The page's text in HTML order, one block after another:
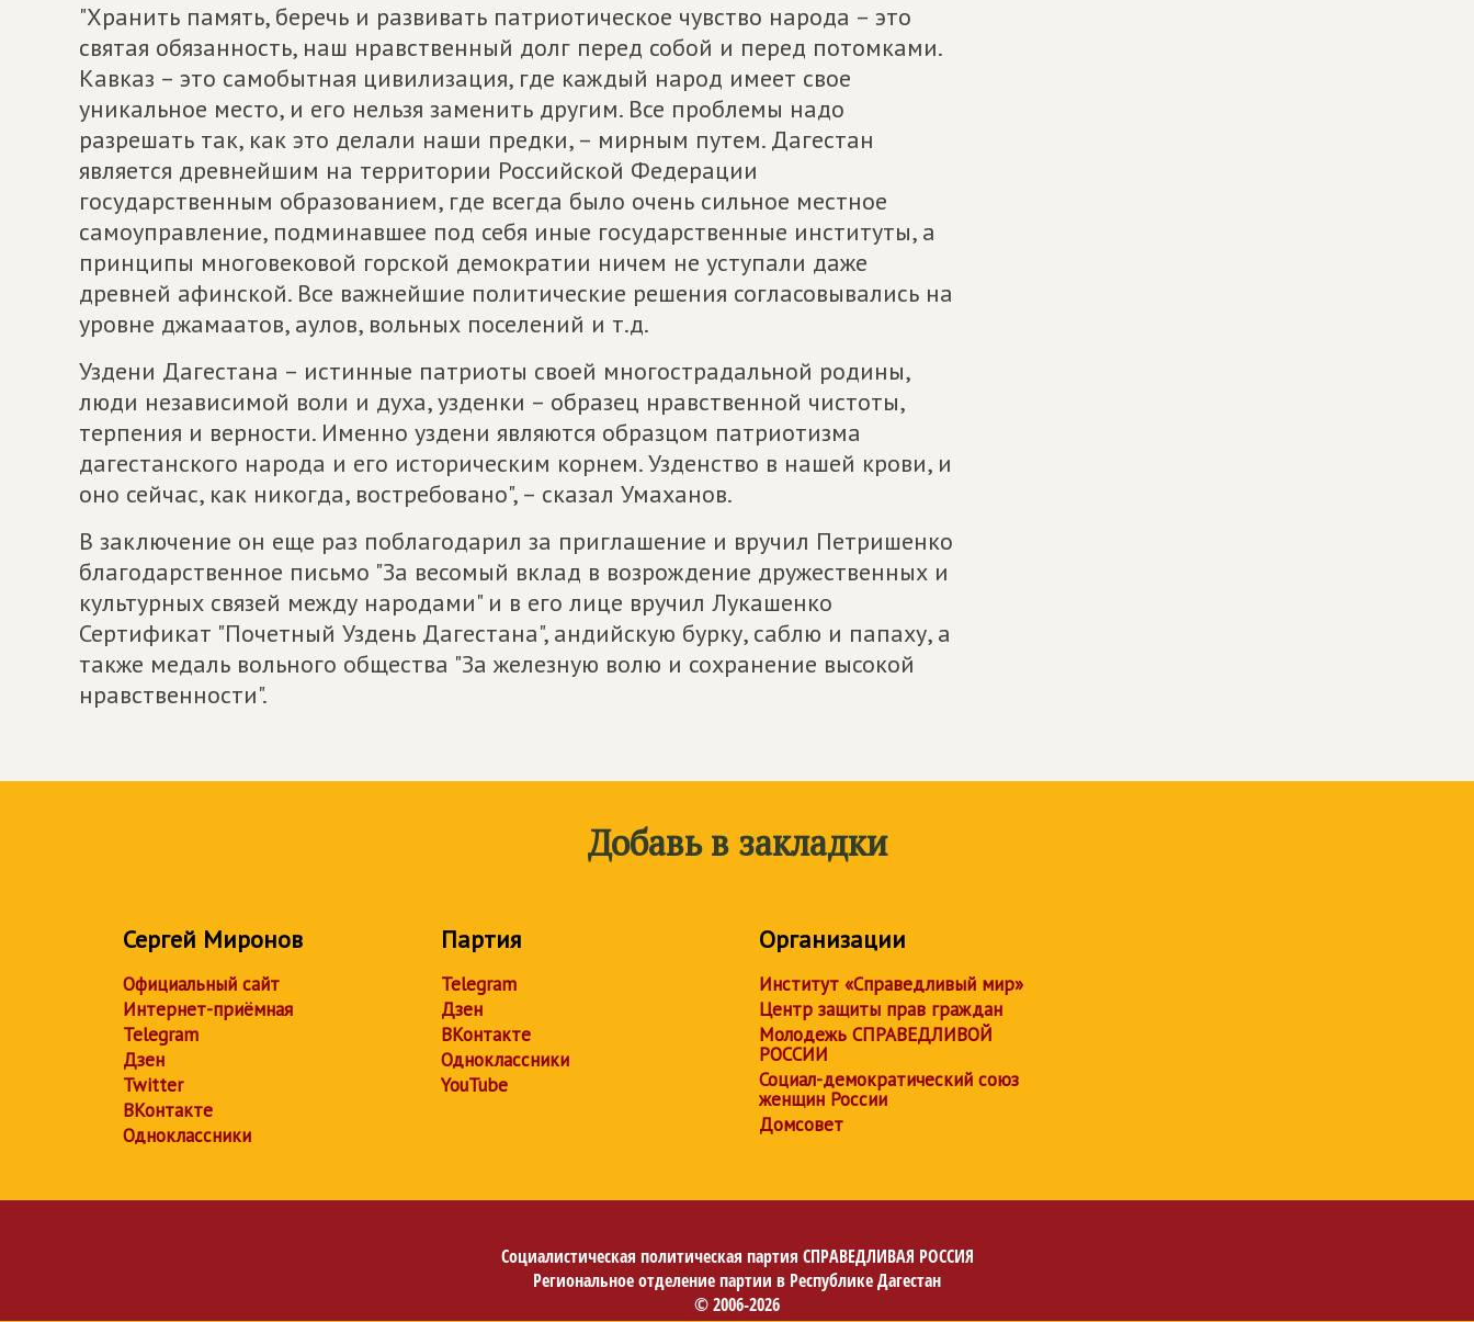
"Хранить память, беречь и развивать патриотическое чувство народа – это
святая обязанность, наш нравственный долг перед собой и перед потомками.
Кавказ – это самобытная цивилизация, где каждый народ имеет свое
уникальное место, и его нельзя заменить другим. Все проблемы надо
разрешать так, как это делали наши предки, – мирным путем. Дагестан
является древнейшим на территории Российской Федерации
государственным образованием, где всегда было очень сильное местное
самоуправление, подминавшее под себя иные государственные институты, а
принципы многовековой горской демократии ничем не уступали даже
древней афинской. Все важнейшие политические решения согласовывались на
уровне джамаатов, аулов, вольных поселений и т.д.
Уздени Дагестана – истинные патриоты своей многострадальной родины,
люди независимой воли и духа, узденки – образец нравственной чистоты,
терпения и верности. Именно уздени являются образцом патриотизма
дагестанского народа и его историческим корнем. Узденство в нашей крови, и
оно сейчас, как никогда, востребовано", – сказал Умаханов.
В заключение он еще раз поблагодарил за приглашение и вручил Петришенко
благодарственное письмо "За весомый вклад в возрождение дружественных и
культурных связей между народами" и в его лице вручил Лукашенко
Сертификат "Почетный Уздень Дагестана", андийскую бурку, саблю и папаху, а
также медаль вольного общества "За железную волю и сохранение высокой
нравственности".
Добавь в закладки
Сергей Миронов
Официальный сайт
Интернет-приёмная
Telegram
Дзен
Twitter
ВКонтакте
Одноклассники
Партия
Telegram
Дзен
ВКонтакте
Одноклассники
YouTube
Организации
Институт «Справедливый мир»
Центр защиты прав граждан
Молодежь СПРАВЕДЛИВОЙ
РОССИИ
Социал-демократический союз
женщин России
Домсовет
Социалистическая политическая партия СПРАВЕДЛИВАЯ РОССИЯ
Региональное отделение партии в Республике Дагестан
© 2006-2026